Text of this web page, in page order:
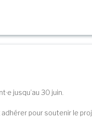
jusqu’au 30 juin.
pour soutenir le